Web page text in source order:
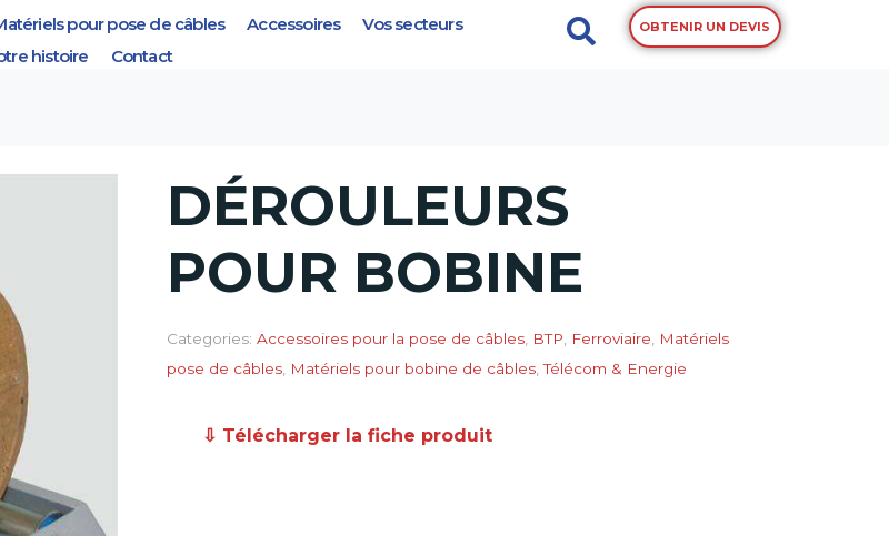
pour pose de câbles Accessoires
Vos secteurs
histoire
Contact
OBTENIR UN DEVIS
DÉROULEURS
POUR BOBINE
Categories: Accessoires pour la pose de câbles BTP Ferroviaire
Matériels
pose de câbles Matériels pour bobine de câbles ,Télécom & Energie
⇩ Télécharger la fiche produit